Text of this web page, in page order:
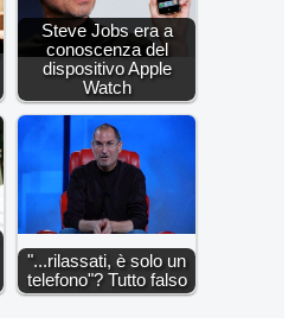
Steve Jobs era a
conoscenza del
dispositivo Apple
Watch
"...rilassati, è solo un
telefono"? Tutto falso